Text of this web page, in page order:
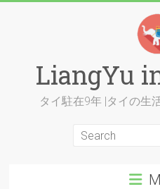
LiangYu
タイ駐在9年 |タイの生